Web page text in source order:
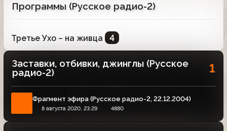
Программы (Русское радио-2)
Третье Ухо – на живца 4
Заставки, отбивки, джинглы (Русское
радио-2)
1
Фрагмент эфира (Русское радио-2, 22.12.2004)
8 августа 2020, 23:29 4880